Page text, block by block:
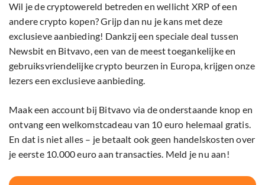
Wil je de cryptowereld betreden en wellicht XRP of een
andere crypto kopen? Grijp dan nu je kans met deze
exclusieve aanbieding! Dankzij een speciale deal tussen
Newsbit en Bitvavo, een van de meest toegankelijke en
gebruiksvriendelijke crypto beurzen in Europa, krijgen onze
lezers een exclusieve aanbieding.
Maak een account bij Bitvavo via de onderstaande knop en
ontvang een welkomstcadeau van 10 euro helemaal gratis.
En dat is niet alles – je betaalt ook geen handelskosten over
je eerste 10.000 euro aan transacties. Meld je nu aan!